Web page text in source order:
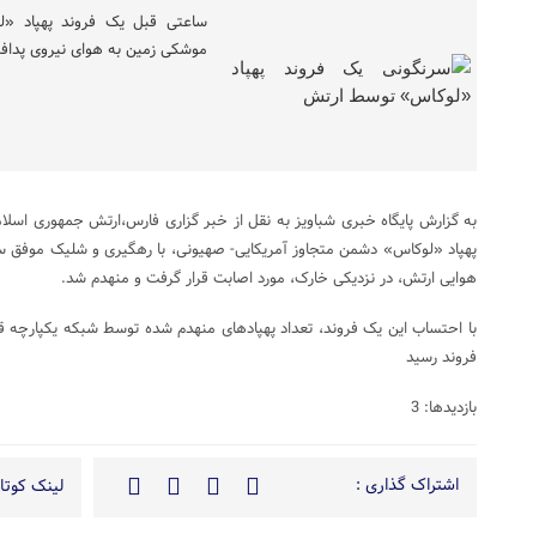
ساعتی قبل یک فروند پهپاد
موشکی زمین به هوای نیروی
به گزارش پایگاه خبری شباویز به نقل از خبر گزاری فارس،ارتش جمهوری
پهپاد «لوکاس» دشمن متجاوز آمریکایی- صهیونی، با رهگیری و شلیک موفق
هوایی ارتش، در نزدیکی خارک، مورد اصابت قرار گرفت و منهدم شد.
فروند رسید
بازدیدها: 3
اشتراک گذاری : لینک